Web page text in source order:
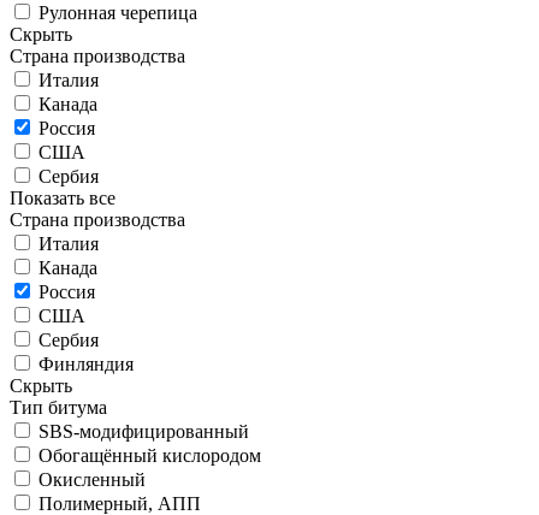
Рулонная черепица
Скрыть
Страна производства
Италия
Канада
Россия
США
Сербия
Показать все
Страна производства
Италия
Канада
Россия
США
Сербия
Финляндия
Скрыть
Тип битума
SBS-модифицированный
Обогащённый кислородом
Окисленный
Полимерный, АПП